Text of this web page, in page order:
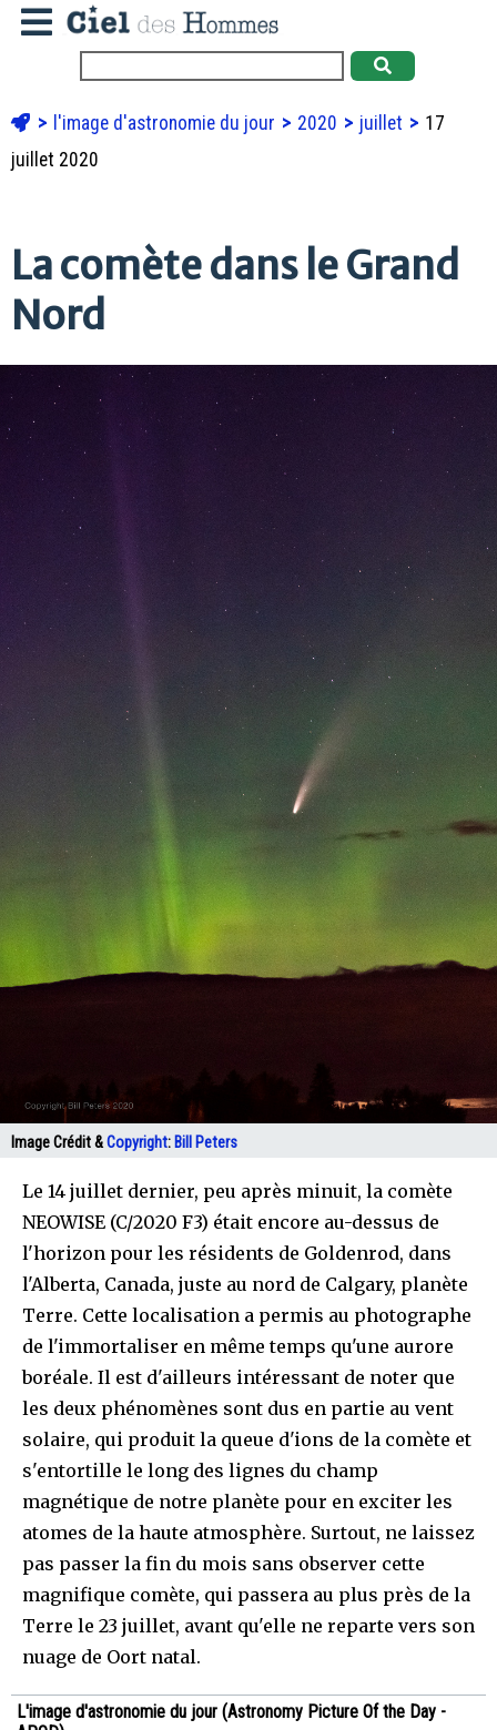
l'image d'astronomie du jour 2020 juillet
17
juillet 2020
La comète dans le Grand
Nord
Image Crédit &Copyright: Bill Peters
Le 14 juillet dernier, peu après minuit, la comète
NEOWISE (C/2020 F3) était encore au-dessus de
l'horizon pour les résidents de Goldenrod, dans
l'Alberta, Canada, juste au nord de Calgary, planète
Terre. Cette localisation a permis au photographe
de l'immortaliser en même temps qu'une aurore
boréale. Il est d'ailleurs intéressant de noter que
les deux phénomènes sont dus en partie au vent
solaire, qui produit la queue d'ions de la comète et
s'entortille le long des lignes du champ
magnétique de notre planète pour en exciter les
atomes de la haute atmosphère. Surtout, ne laissez
pas passer la fin du mois sans observer cette
magnifique comète, qui passera au plus près de la
Terre le 23 juillet, avant qu'elle ne reparte vers son
nuage de Oort natal.
L'image d'astronomie du jour (Astronomy Picture Of the Day -